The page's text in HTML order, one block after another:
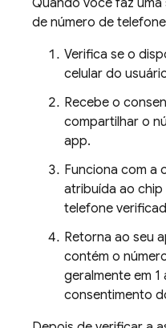
Quando você faz
de número de
Verifica se o
celular do
Recebe o
compartilhar o
app.
Funciona com a
atribuída ao
telefone
Retorna ao seu
contém o
geralmente em
consentimento